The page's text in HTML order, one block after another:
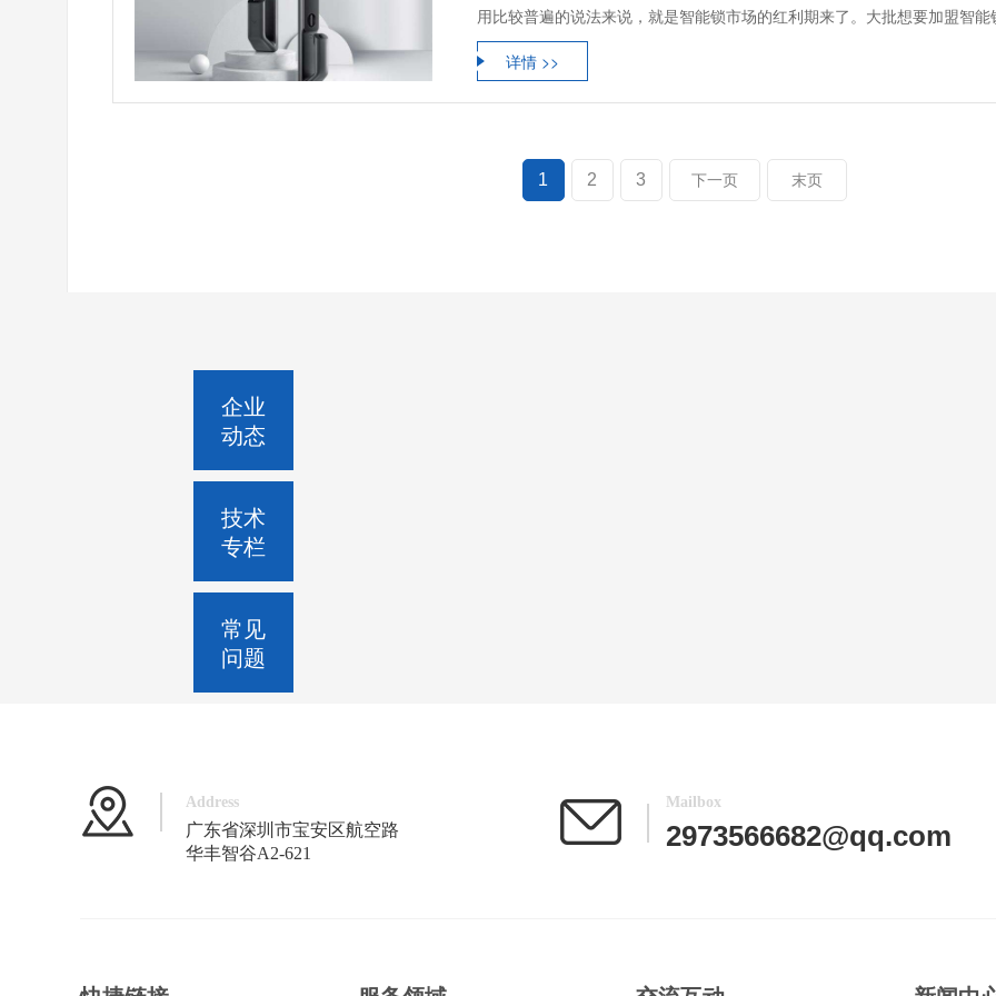
用比较普遍的说法来说，就是智能锁市场的红利期来了。大批想要加盟智能
详情 >>
1 2 3 下一页 末页
企业
动态
技术
专栏
常见
问题
Address
广东省深圳市宝安区航空路
华丰智谷A2-621
Mailbox
2973566682@qq.com